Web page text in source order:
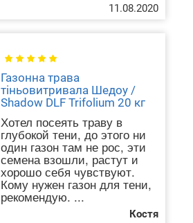
11.08.2020
Газонна трава
тіньовитривала Шедоу /
Shadow DLF Trifolium 20 кг
Хотел посеять траву в
глубокой тени, до этого ни
один газон там не рос, эти
семена взошли, растут и
хорошо себя чувствуют.
Кому нужен газон для тени,
рекомендую. ...
Костя